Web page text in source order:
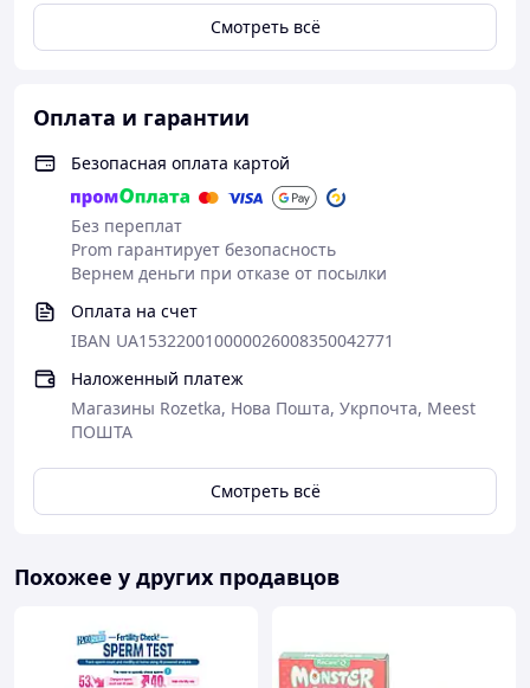
Смотреть всё
Оплата и гарантии
Безопасная оплата картой
Без переплат
Prom гарантирует безопасность
Вернем деньги при отказе от посылки
Оплата на счет
IBAN UA153220010000026008350042771
Наложенный платеж
Магазины Rozetka, Нова Пошта, Укрпочта, Meest
ПОШТА
Смотреть всё
Похожее у других продавцов